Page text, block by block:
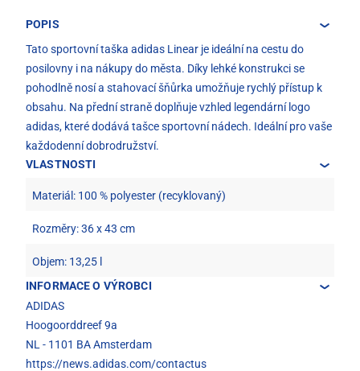
POPIS
Tato sportovní taška adidas Linear je ideální na cestu do
posilovny i na nákupy do města. Díky lehké konstrukci se
pohodlně nosí a stahovací šňůrka umožňuje rychlý přístup k
obsahu. Na přední straně doplňuje vzhled legendární logo
adidas, které dodává tašce sportovní nádech. Ideální pro vaše
každodenní dobrodružství.
VLASTNOSTI
Materiál: 100 % polyester (recyklovaný)
Rozměry: 36 x 43 cm
Objem: 13,25 l
INFORMACE O VÝROBCI
ADIDAS
Hoogoorddreef 9a
NL - 1101 BA Amsterdam
https://news.adidas.com/contactus